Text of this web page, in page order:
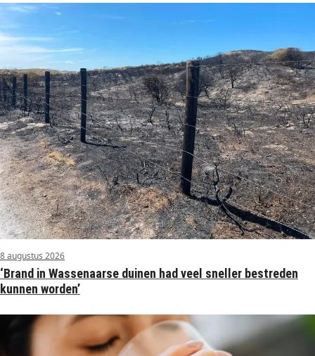
8 augustus 2026
‘Brand in Wassenaarse duinen had veel sneller bestreden
kunnen worden’